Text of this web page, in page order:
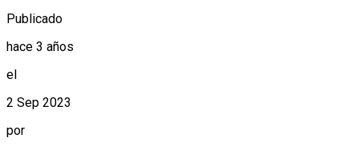
Publicado
hace 3 años
el
2 Sep 2023
por